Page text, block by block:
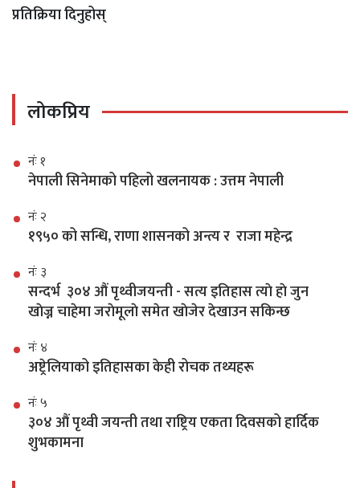
प्रतिक्रिया दिनुहोस्
लोकप्रिय
नंः १
नेपाली सिनेमाको पहिलो खलनायक : उत्तम नेपाली
नंः २
१९५० को सन्धि, राणा शासनको अन्त्य र राजा महेन्द्र
नंः ३
सन्दर्भ ३०४ औं पृथ्वीजयन्ती - सत्य इतिहास त्याे हाे जुन
खाेज्न चाहेमा जराेमूलाे समेत खाेजेर देखाउन सकिन्छ
नंः ४
अष्ट्रेलियाको इतिहासका केही रोचक तथ्यहरू
नंः ५
३०४ औं पृथ्वी जयन्ती तथा राष्ट्रिय एकता दिवसको हार्दिक
शुभकामना